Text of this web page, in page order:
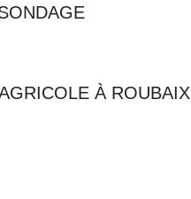
À ROUBAIX